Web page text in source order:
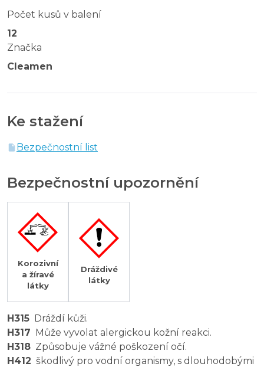
Počet kusů v balení
12
Značka
Cleamen
Ke stažení
Bezpečnostní list
Bezpečnostní upozornění
Korozivní
a žíravé
látky
Dráždivé
látky
H315 Dráždí kůži.
H317 Může vyvolat alergickou kožní reakci.
H318 Způsobuje vážné poškození očí.
H412 škodlivý pro vodní organismy, s dlouhodobými